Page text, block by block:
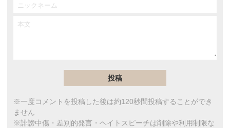
※一度コメントを投稿した後は約120秒間投稿することができ
ません
※誹謗中傷・差別的発言・ヘイトスピーチは削除や利用制限な